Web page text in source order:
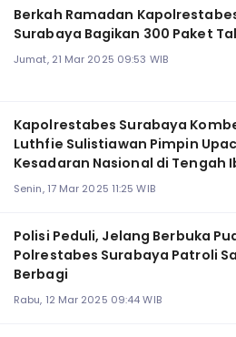
Berkah Ramadan
Surabaya Bagikan 300 Paket
Jumat, 21 Mar 2025 09:53 WIB
Kapolrestabes Surabaya
Luthfie Sulistiawan Pimpin
Kesadaran Nasional di Tengah
Puasa
Senin, 17 Mar 2025 11:25 WIB
Polisi Peduli, Jelang Berbuka
Polrestabes Surabaya Patroli
Berbagi
Rabu, 12 Mar 2025 09:44 WIB